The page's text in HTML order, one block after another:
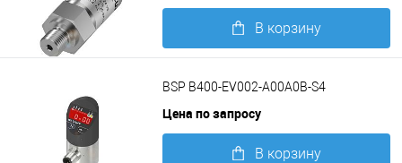
В корзину
BSP B400-EV002-A00A0B-S4
Цена по запросу
В корзину